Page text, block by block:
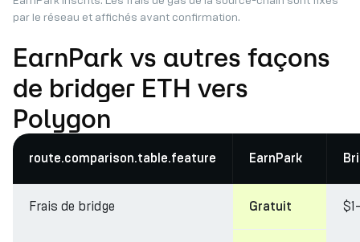
par le réseau et affichés avant confirmation.
EarnPark vs autres façons
de bridger ETH vers
Polygon
route.comparison.table.feature EarnPark
Frais de bridge Gratuit